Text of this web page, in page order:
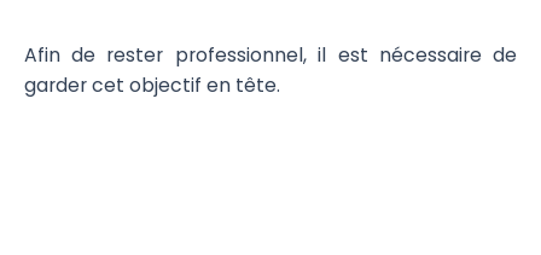
Afin de rester professionnel, il est nécessaire de
garder cet objectif en tête.